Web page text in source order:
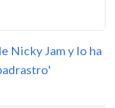
Nicky Jam y lo ha